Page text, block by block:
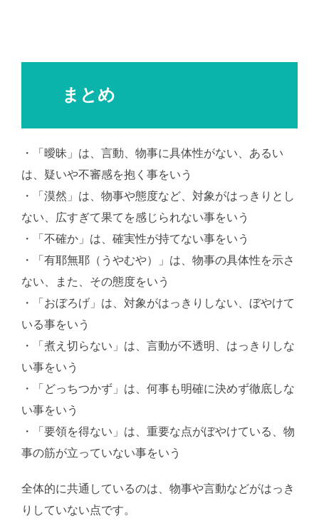
まとめ
・「曖昧」は、言動、物事に具体性がない、あるい
は、疑いや不審感を抱く事をいう
・「漠然」は、物事や態度など、対象がはっきりとし
ない、広すぎて果てを感じられない事をいう
・「不確か」は、確実性が持てない事をいう
・「有耶無耶（うやむや）」は、物事の具体性を示さ
ない、また、その態度をいう
・「おぼろげ」は、対象がはっきりしない、ぼやけて
いる事をいう
・「煮え切らない」は、言動が不透明、はっきりしな
い事をいう
・「どっちつかず」は、何事も明確に決めず徹底しな
い事をいう
・「要領を得ない」は、重要な点がぼやけている、物
事の筋が立っていない事をいう
全体的に共通しているのは、物事や言動などがはっき
りしていない点です。